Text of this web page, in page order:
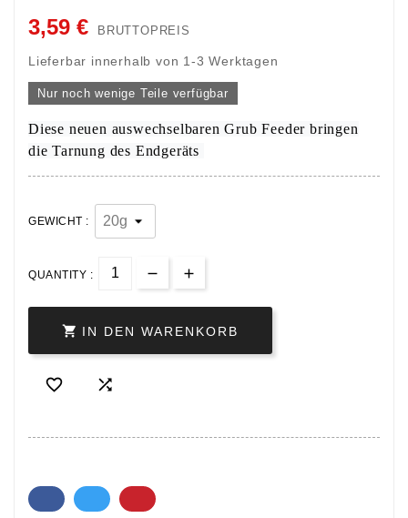
3,59 € BRUTTOPREIS
Lieferbar innerhalb von 1-3 Werktagen
Nur noch wenige Teile verfügbar
Diese neuen auswechselbaren Grub Feeder bringen
die Tarnung des Endgeräts
GEWICHT :
QUANTITY :
 IN DEN WARENKORB
 